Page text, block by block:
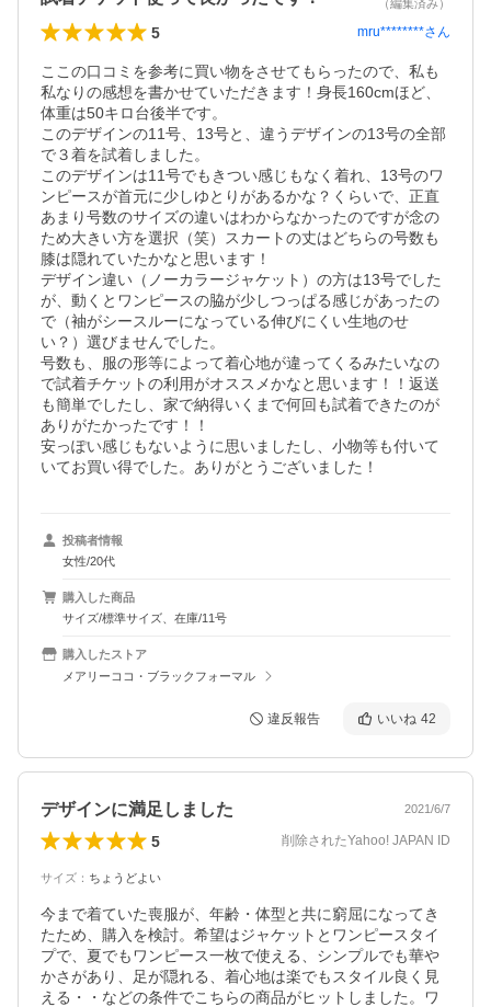
（編集済み）
5 mru********さん
ここの口コミを参考に買い物をさせてもらったので、私も
私なりの感想を書かせていただきます！身長160cmほど、
体重は50キロ台後半です。
このデザインの11号、13号と、違うデザインの13号の全部
で３着を試着しました。
このデザインは11号でもきつい感じもなく着れ、13号のワ
ンピースが首元に少しゆとりがあるかな？くらいで、正直
あまり号数のサイズの違いはわからなかったのですが念の
ため大きい方を選択（笑）スカートの丈はどちらの号数も
膝は隠れていたかなと思います！
デザイン違い（ノーカラージャケット）の方は13号でした
が、動くとワンピースの脇が少しつっぱる感じがあったの
で（袖がシースルーになっている伸びにくい生地のせ
い？）選びませんでした。
号数も、服の形等によって着心地が違ってくるみたいなの
で試着チケットの利用がオススメかなと思います！！返送
も簡単でしたし、家で納得いくまで何回も試着できたのが
ありがたかったです！！
安っぽい感じもないように思いましたし、小物等も付いて
いてお買い得でした。ありがとうございました！
投稿者情報
女性/20代
購入した商品
サイズ/標準サイズ、在庫/11号
購入したストア
メアリーココ・ブラックフォーマル
違反報告 いいね 42
デザインに満足しました 2021/6/7
5 削除されたYahoo! JAPAN ID
サイズ ： ちょうどよい
今まで着ていた喪服が、年齢・体型と共に窮屈になってき
たため、購入を検討。希望はジャケットとワンピースタイ
プで、夏でもワンピース一枚で使える、シンプルでも華や
かさがあり、足が隠れる、着心地は楽でもスタイル良く見
える・・などの条件でこちらの商品がヒットしました。ワ